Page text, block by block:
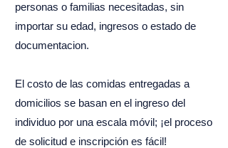
personas o familias necesitadas, sin
importar su edad, ingresos o estado de
documentacion.
El costo de las comidas entregadas a
domicilios se basan en el ingreso del
individuo por una escala móvil; ¡el proceso
de solicitud e inscripción es fácil!